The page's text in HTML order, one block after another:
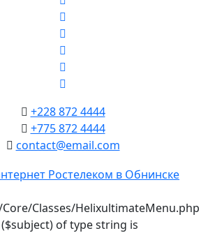
+228 872 4444
+775 872 4444
contact@email.com
Classes/HelixultimateMenu.php
of type string is